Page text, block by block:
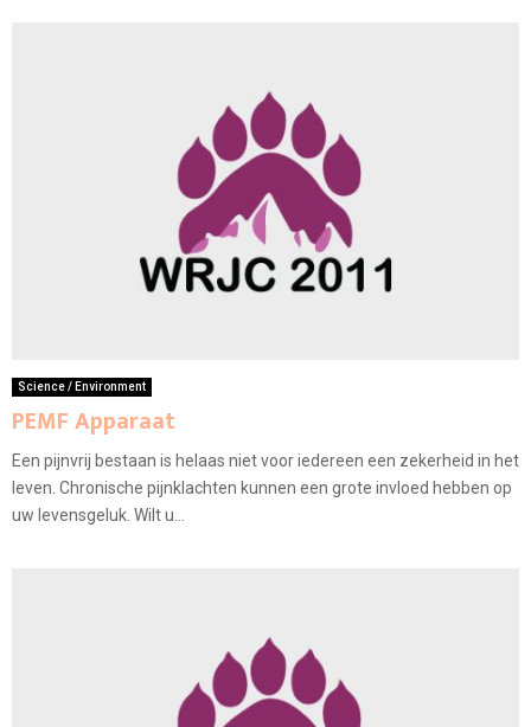
Science / Environment
PEMF Apparaat
Een pijnvrij bestaan is helaas niet voor iedereen een zekerheid in het
leven. Chronische pijnklachten kunnen een grote invloed hebben op
uw levensgeluk. Wilt u...